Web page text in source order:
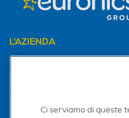
L'AZIENDA
AREA CLIENTI
Ci serviamo di queste